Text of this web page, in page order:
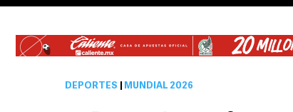
DEPORTES MUNDIAL 2026